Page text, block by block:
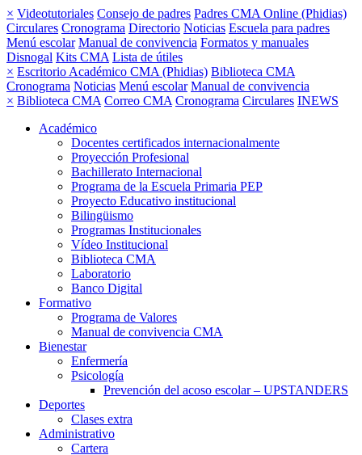
× Videotutoriales Consejo de padres Padres CMA Online (Phidias)
Circulares Cronograma Directorio Noticias Escuela para padres
Menú escolar Manual de convivencia Formatos y manuales
Disnogal Kits CMA Lista de útiles
× Escritorio Académico CMA (Phidias) Biblioteca CMA
Cronograma Noticias Menú escolar Manual de convivencia
× Biblioteca CMA Correo CMA Cronograma Circulares INEWS
Académico
Docentes certificados internacionalmente
Proyección Profesional
Bachillerato Internacional
Programa de la Escuela Primaria PEP
Proyecto Educativo institucional
Bilingüismo
Programas Institucionales
Vídeo Institucional
Biblioteca CMA
Laboratorio
Banco Digital
Formativo
Programa de Valores
Manual de convivencia CMA
Bienestar
Enfermería
Psicología
Prevención del acoso escolar – UPSTANDERS
Deportes
Clases extra
Administrativo
Cartera